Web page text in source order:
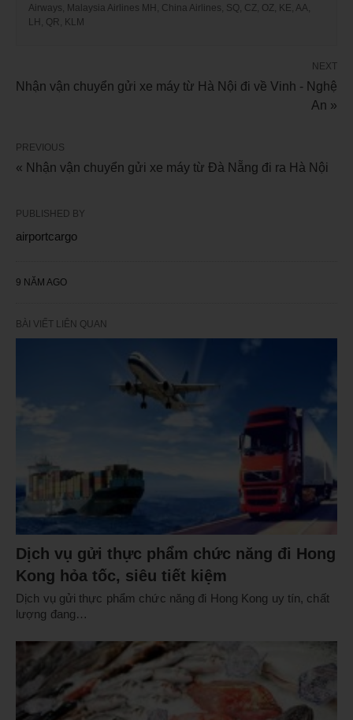
Airways, Malaysia Airlines MH, China Airlines, SQ, CZ, OZ, KE, AA,
LH, QR, KLM
NEXT
Nhận vận chuyển gửi xe máy từ Hà Nội đi về Vinh - Nghệ
An »
PREVIOUS
« Nhận vận chuyển gửi xe máy từ Đà Nẵng đi ra Hà Nội
PUBLISHED BY
airportcargo
9 NĂM AGO
BÀI VIẾT LIÊN QUAN
Dịch vụ gửi thực phẩm chức năng đi Hong
Kong hỏa tốc, siêu tiết kiệm
Dịch vụ gửi thực phẩm chức năng đi Hong Kong uy tín, chất
lượng đang…